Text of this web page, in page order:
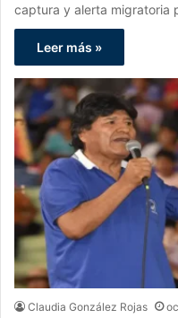
captura y alerta migratoria
Leer más »
Claudia González Rojas